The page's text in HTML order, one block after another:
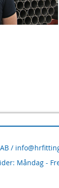
/
Måndag -